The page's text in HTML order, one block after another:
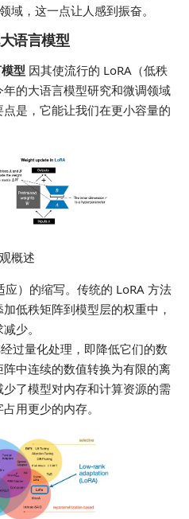
域，这一点让人感到振奋。
语言模型
型 因其使流行的 LoRA（低秩
的大语言模型研究和微调领域
是，它能让我们在更小容量的
概述
应）的缩写。传统的 LoRA 方法
低秩矩阵到模型层的权重中，
少。
过量化处理，即降低它们的数
中连续的数值转换为有限的离
了模型对内存和计算资源的需
用更少的内存。